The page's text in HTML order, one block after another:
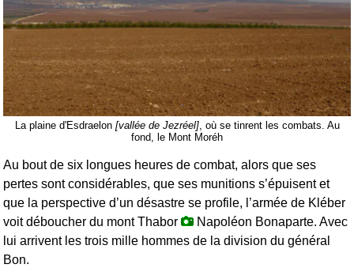
La plaine d'Esdraelon [vallée de Jezréel], où se tinrent les combats. Au
fond, le Mont Moréh
Au bout de six longues heures de combat, alors que ses
pertes sont considérables, que ses munitions s’épuisent et
que la perspective d’un désastre se profile, l’armée de Kléber
voit déboucher du mont Thabor
Napoléon Bonaparte. Avec
lui arrivent les trois mille hommes de la division du général
Bon.